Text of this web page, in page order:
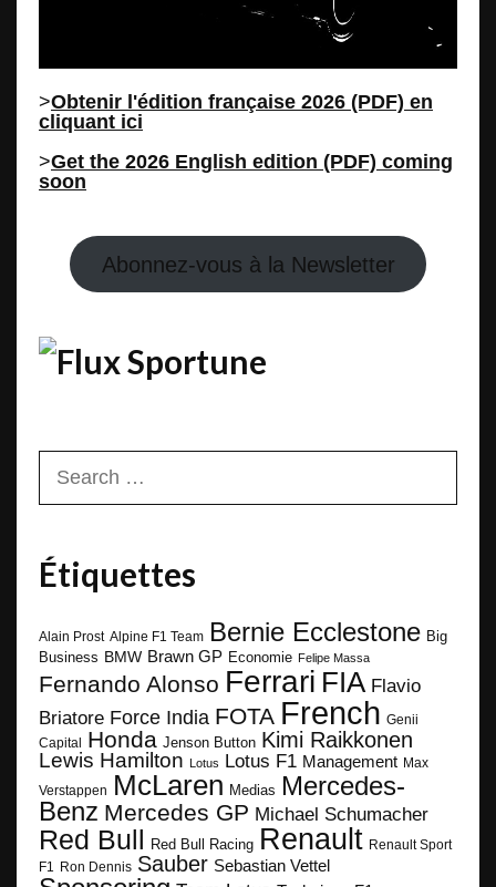
>Obtenir l'édition française 2026 (PDF) en
cliquant ici
>Get the 2026 English edition (PDF) coming
soon
Abonnez-vous à la Newsletter
Sportune
for:
Étiquettes
Alain Prost Alpine F1 Team Bernie Ecclestone Big
Business BMW Brawn GP Economie Felipe Massa
Fernando Alonso Ferrari FIA Flavio
Briatore Force India FOTA French Genii
Capital
Honda Jenson Button Kimi Raikkonen
Lewis Hamilton Lotus Lotus F1 Management Max
Verstappen McLaren Medias
Mercedes-
Benz Mercedes GP Michael Schumacher
Red Bull Red Bull Racing Renault Renault Sport
F1 Ron Dennis Sauber Sebastian Vettel